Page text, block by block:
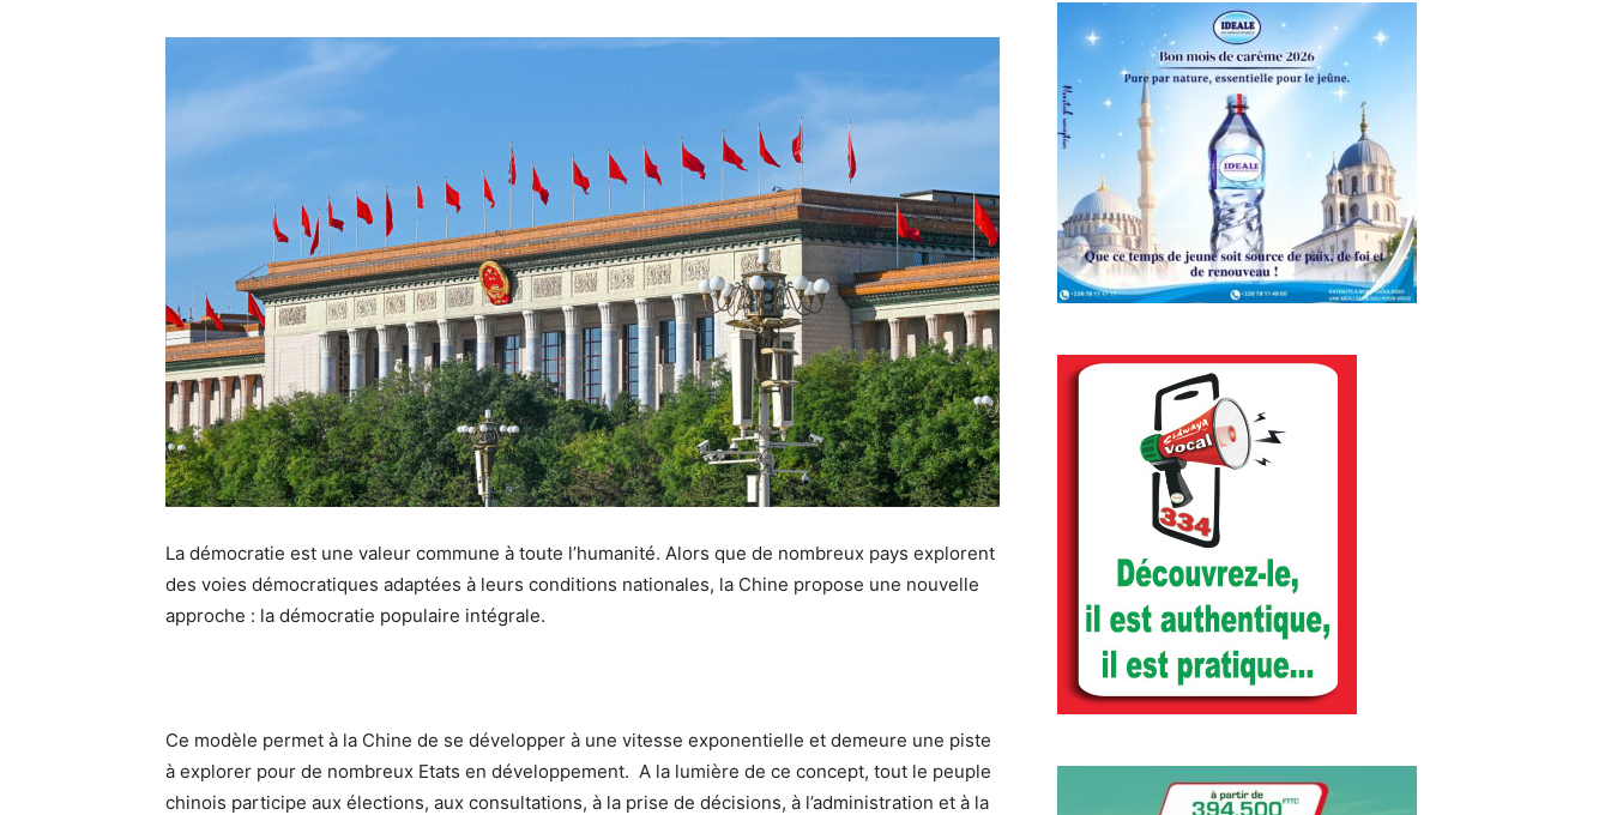
La démocratie est une valeur commune à toute l’humanité. Alors que de nombreux pays explorent
des voies démocratiques adaptées à leurs conditions nationales, la Chine propose une nouvelle
approche : la démocratie populaire intégrale.
Ce modèle permet à la Chine de se développer à une vitesse exponentielle et demeure une piste
à explorer pour de nombreux Etats en développement. A la lumière de ce concept, tout le peuple
chinois participe aux élections, aux consultations, à la prise de décisions, à l’administration et à la